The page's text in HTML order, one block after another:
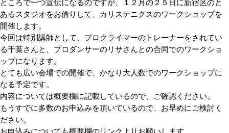
ところで一つ宣伝になるのですが、１２月の２５日に新宿区のと
あるスタジオをお借りして、カリステニクスのワークショップを
開催します。
今回は特別講師として、プロクライマーのトレーナーをされてい
る千葉さんと、プロダンサーのリサさんとの合同でのワークショ
ップになります。
とても広い会場での開催で、かなり大人数でのワークショップに
なる予定です。
内容については概要欄に記載しているので、ご確認ください。
もうすでに多数のお申込みを頂いているので、お早めにご検討く
ださい。